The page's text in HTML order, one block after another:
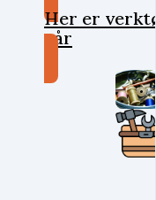
Her er
vår